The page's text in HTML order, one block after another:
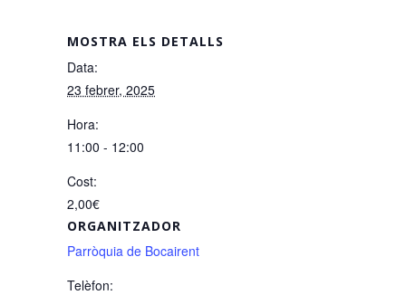
MOSTRA ELS DETALLS
Data:
23 febrer, 2025
Hora:
11:00 - 12:00
Cost:
2,00€
ORGANITZADOR
Parròquia de Bocairent
Telèfon: